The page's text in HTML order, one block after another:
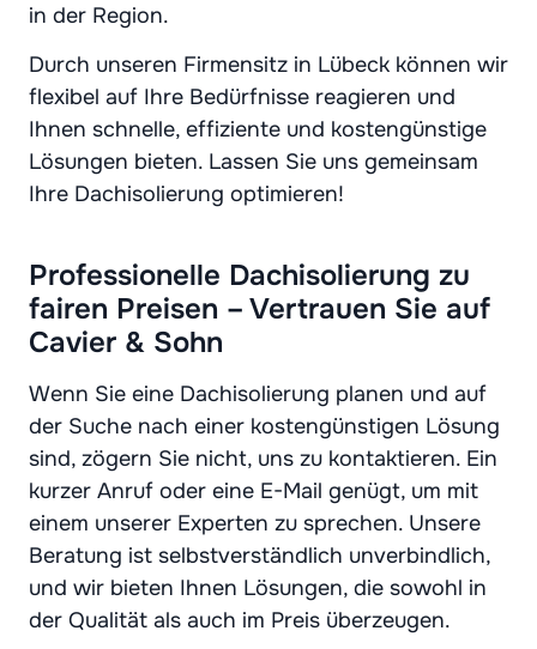
in der Region.
Durch unseren Firmensitz in Lübeck können wir
flexibel auf Ihre Bedürfnisse reagieren und
Ihnen schnelle, effiziente und kostengünstige
Lösungen bieten. Lassen Sie uns gemeinsam
Ihre Dachisolierung optimieren!
Professionelle Dachisolierung zu
fairen Preisen – Vertrauen Sie auf
Cavier & Sohn
Wenn Sie eine Dachisolierung planen und auf
der Suche nach einer kostengünstigen Lösung
sind, zögern Sie nicht, uns zu kontaktieren. Ein
kurzer Anruf oder eine E-Mail genügt, um mit
einem unserer Experten zu sprechen. Unsere
Beratung ist selbstverständlich unverbindlich,
und wir bieten Ihnen Lösungen, die sowohl in
der Qualität als auch im Preis überzeugen.